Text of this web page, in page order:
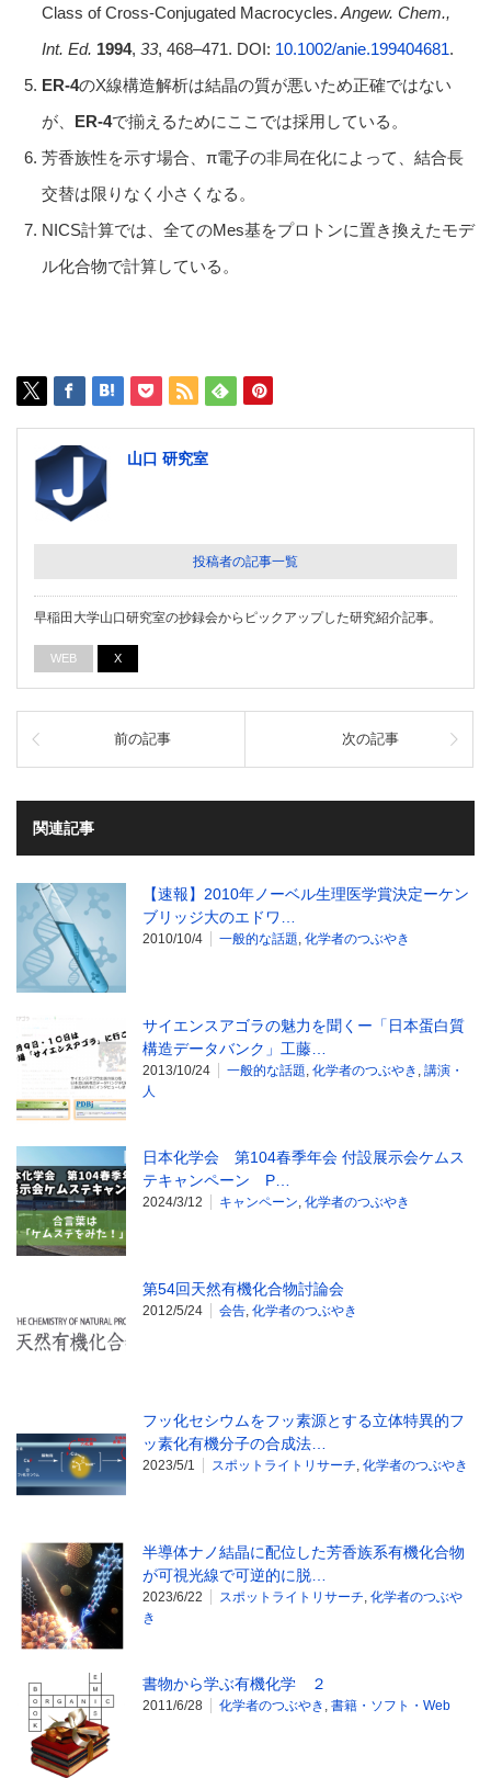
Class of Cross-Conjugated Macrocycles. Angew. Chem.,
Int. Ed. 1994, 33, 468–471. DOI: 10.1002/anie.199404681.
ER-4のX線構造解析は結晶の質が悪いため正確ではない
が、 ER-4で揃えるためにここでは採用している。
芳香族性を示す場合、π電子の非局在化によって、結合長
交替は限りなく小さくなる。
NICS計算では、全てのMes基をプロトンに置き換えたモデ
ル化合物で計算している。
山口 研究室
投稿者の記事一覧
早稲田大学山口研究室の抄録会からピックアップした研究紹介記事。
WEB X
前の記事 次の記事
関連記事
【速報】2010年ノーベル生理医学賞決定ーケン
ブリッジ大のエドワ…
2010/10/4 一般的な話題 化学者のつぶやき
サイエンスアゴラの魅力を聞くー「日本蛋白質
構造データバンク」工藤…
2013/10/24 一般的な話題 化学者のつぶやき 講演・
人
日本化学会 第104春季年会 付設展示会ケムス
テキャンペーン P…
2024/3/12 キャンペーン 化学者のつぶやき
第54回天然有機化合物討論会
2012/5/24 会告 化学者のつぶやき
フッ化セシウムをフッ素源とする立体特異的フ
ッ素化有機分子の合成法…
2023/5/1 スポットライトリサーチ 化学者のつぶやき
半導体ナノ結晶に配位した芳香族系有機化合物
が可視光線で可逆的に脱…
2023/6/22 スポットライトリサーチ 化学者のつぶや
き
書物から学ぶ有機化学 ２
2011/6/28 化学者のつぶやき 書籍・ソフト・Web